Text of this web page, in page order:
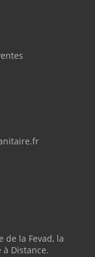
de la Fevad, la
à Distance.